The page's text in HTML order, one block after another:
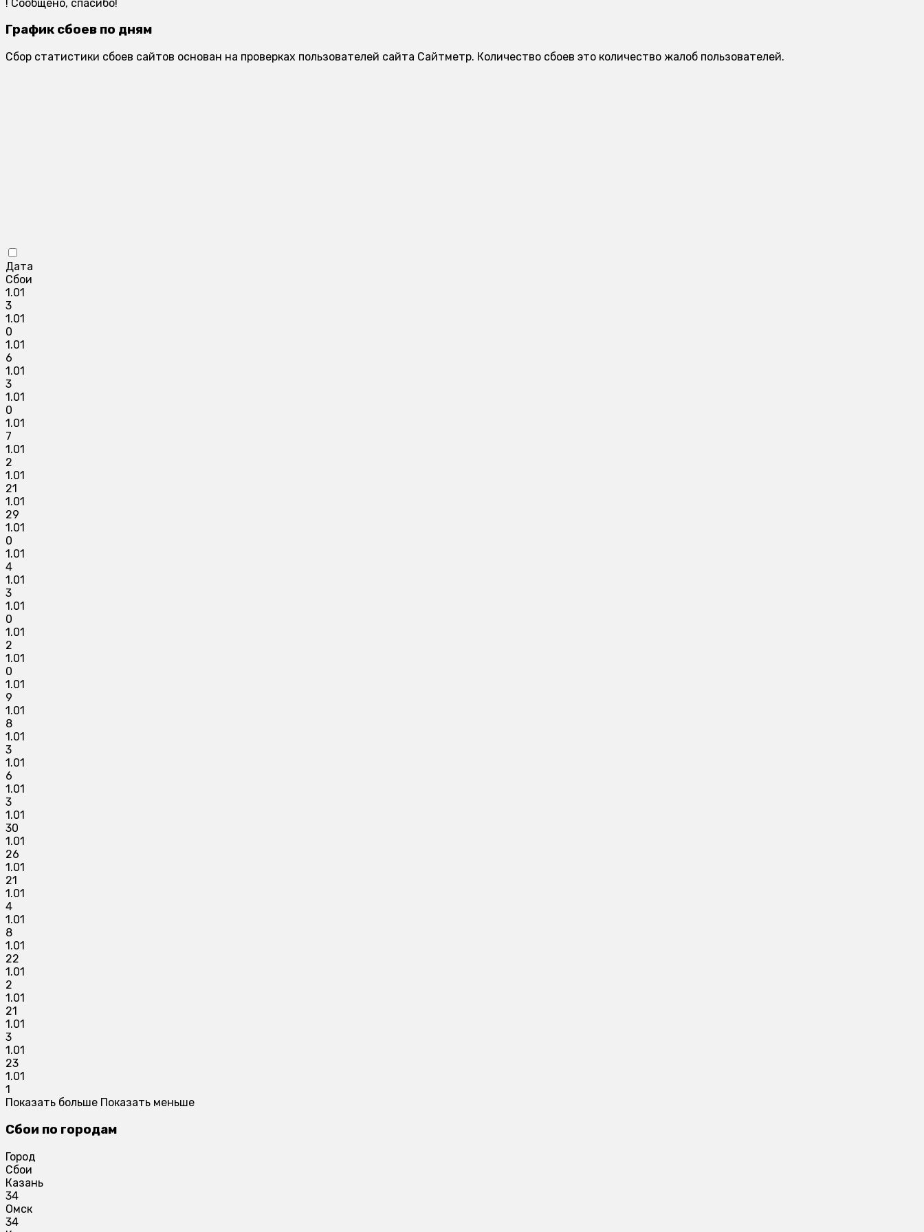
! Сообщено, спасибо!
График сбоев по дням
Сбор статистики сбоев сайтов основан на проверках пользователей сайта Сайтметр. Количество сбоев это количество жалоб пользователей.
Дата
Сбои
1.01
3
1.01
0
1.01
6
1.01
3
1.01
0
1.01
7
1.01
2
1.01
21
1.01
29
1.01
0
1.01
4
1.01
3
1.01
0
1.01
2
1.01
0
1.01
9
1.01
8
1.01
3
1.01
6
1.01
3
1.01
30
1.01
26
1.01
21
1.01
4
1.01
8
1.01
22
1.01
2
1.01
21
1.01
3
1.01
23
1.01
1
Показать больше Показать меньше
Сбои по городам
Город
Сбои
Казань
34
Омск
34